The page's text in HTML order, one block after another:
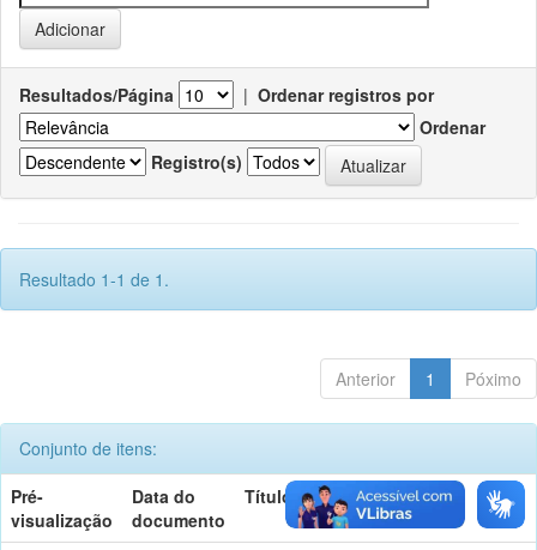
Resultados/Página | Ordenar registros por
Ordenar
Registro(s)
Resultado 1-1 de 1.
Anterior 1 Póximo
Conjunto de itens:
Pré-
visualização
Data do
documento
Título Autor(es)